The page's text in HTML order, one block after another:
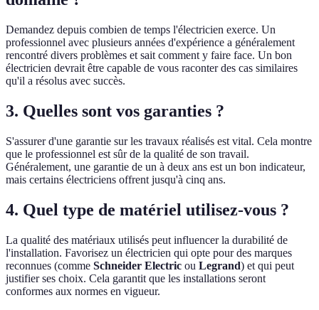
Demandez depuis combien de temps l'électricien exerce. Un
professionnel avec plusieurs années d'expérience a généralement
rencontré divers problèmes et sait comment y faire face. Un bon
électricien devrait être capable de vous raconter des cas similaires
qu'il a résolus avec succès.
3. Quelles sont vos garanties ?
S'assurer d'une garantie sur les travaux réalisés est vital. Cela montre
que le professionnel est sûr de la qualité de son travail.
Généralement, une garantie de un à deux ans est un bon indicateur,
mais certains électriciens offrent jusqu'à cinq ans.
4. Quel type de matériel utilisez-vous ?
La qualité des matériaux utilisés peut influencer la durabilité de
l'installation. Favorisez un électricien qui opte pour des marques
reconnues (comme Schneider Electric ou Legrand) et qui peut
justifier ses choix. Cela garantit que les installations seront
conformes aux normes en vigueur.